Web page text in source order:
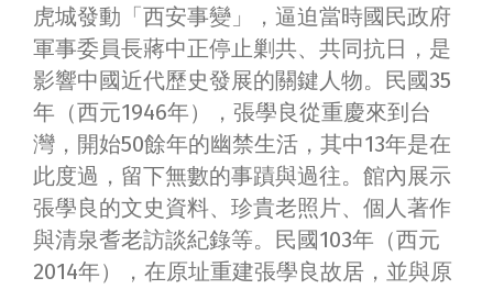
虎城發動「西安事變」，逼迫當時國民政府
軍事委員長蔣中正停止剿共、共同抗日，是
影響中國近代歷史發展的關鍵人物。民國35
年（西元1946年），張學良從重慶來到台
灣，開始50餘年的幽禁生活，其中13年是在
此度過，留下無數的事蹟與過往。館內展示
張學良的文史資料、珍貴老照片、個人著作
與清泉耆老訪談紀錄等。民國103年（西元
2014年），在原址重建張學良故居，並與原